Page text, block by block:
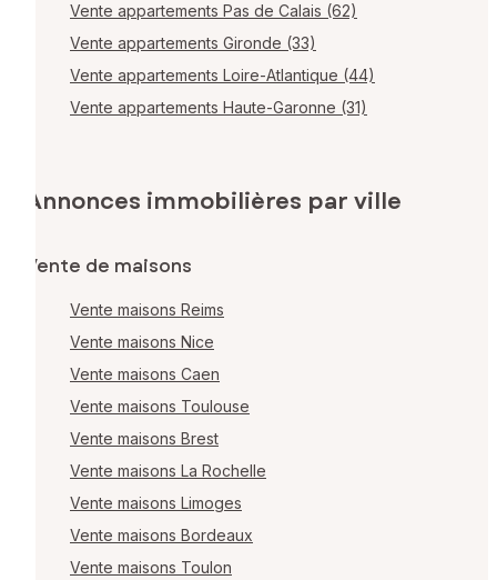
Vente appartements Pas de Calais (62)
Vente appartements Gironde (33)
Vente appartements Loire-Atlantique (44)
Vente appartements Haute-Garonne (31)
Annonces immobilières par ville
Vente de maisons
Vente maisons Reims
Vente maisons Nice
Vente maisons Caen
Vente maisons Toulouse
Vente maisons Brest
Vente maisons La Rochelle
Vente maisons Limoges
Vente maisons Bordeaux
Vente maisons Toulon